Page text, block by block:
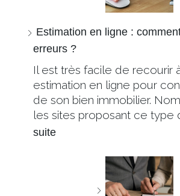
Estimation en ligne :
erreurs ?
Il est très facile de recourir
estimation en ligne pour
de son bien immobilier.
les sites proposant ce type
suite